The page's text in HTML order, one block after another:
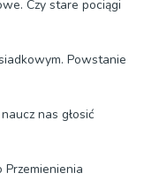
Czy stare pociągi
Powstanie
nas głosić
Przemienienia